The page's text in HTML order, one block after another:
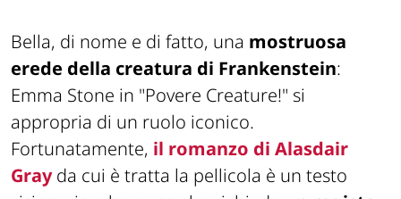
Bella, di nome e di fatto, una mostruosa
erede della creatura di Frankenstein:
Emma Stone in "Povere Creature!" si
appropria di un ruolo iconico.
Fortunatamente, il romanzo di Alasdair
Grayda cui è tratta la pellicola è un testo